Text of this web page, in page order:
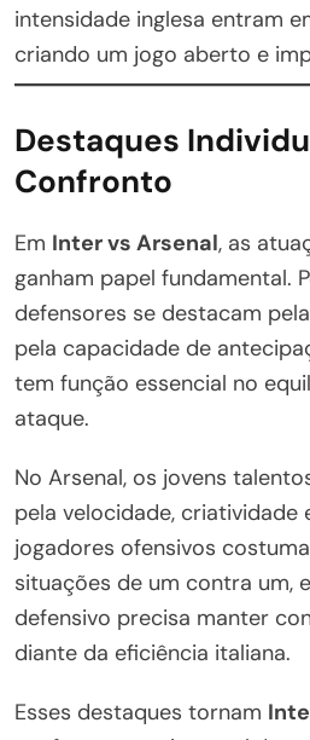
intensidade inglesa entram
criando um jogo aberto e
Destaques
Confronto
Em Inter vs Arsenal, as
ganham papel fundamental.
defensores se destacam
pela capacidade de
tem função essencial no
ataque.
No Arsenal, os jovens
pela velocidade, criatividade
jogadores ofensivos
situações de um contra um,
defensivo precisa manter
diante da eficiência italiana.
Esses destaques tornam